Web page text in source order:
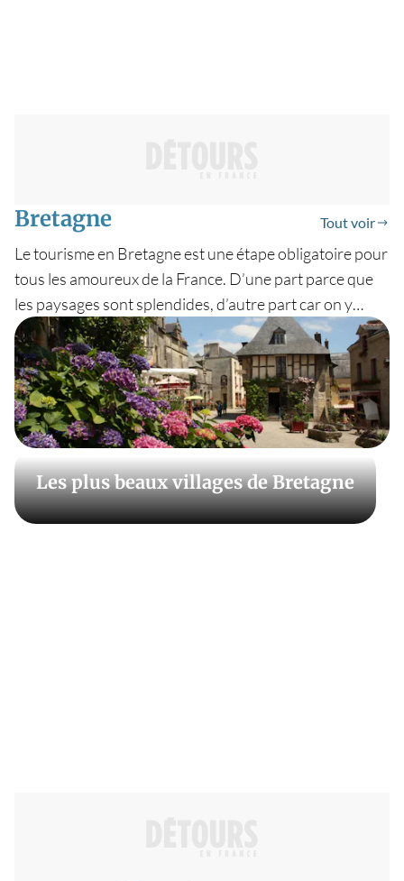
Bretagne Tout voir
Le tourisme en Bretagne est une étape obligatoire pour
tous les amoureux de la France. D’une part parce que
les paysages sont splendides, d’autre part car on y
mange bien ! Eh oui, visiter la Bretagne c’est aussi
profiter des spécialités régionales. Nous pensons
notamment aux coquilles Saint-Jacques des Côtes
d’Armor, mais aussi aux craquelins ou aux moules de
Bouchot ! Mais le tourisme en Bretagne ne se résume
paysages magnifique du Finistère, Saint-Brieuc, la
presqu’île de Crozon, Locronan, Quimper, Morlaix ;
Les plus beaux villages de Bretagne